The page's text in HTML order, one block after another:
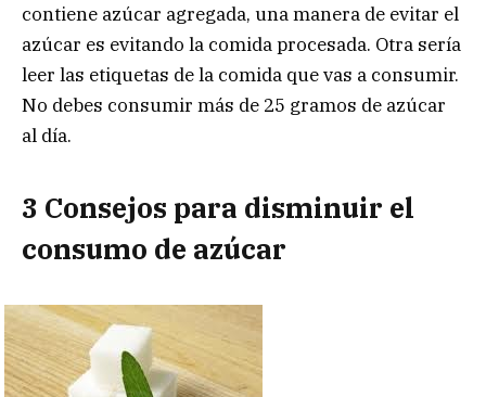
contiene azúcar agregada, una manera de evitar el
azúcar es evitando la comida procesada. Otra sería
leer las etiquetas de la comida que vas a consumir.
No debes consumir más de 25 gramos de azúcar
al día.
3 Consejos para disminuir el
consumo de azúcar